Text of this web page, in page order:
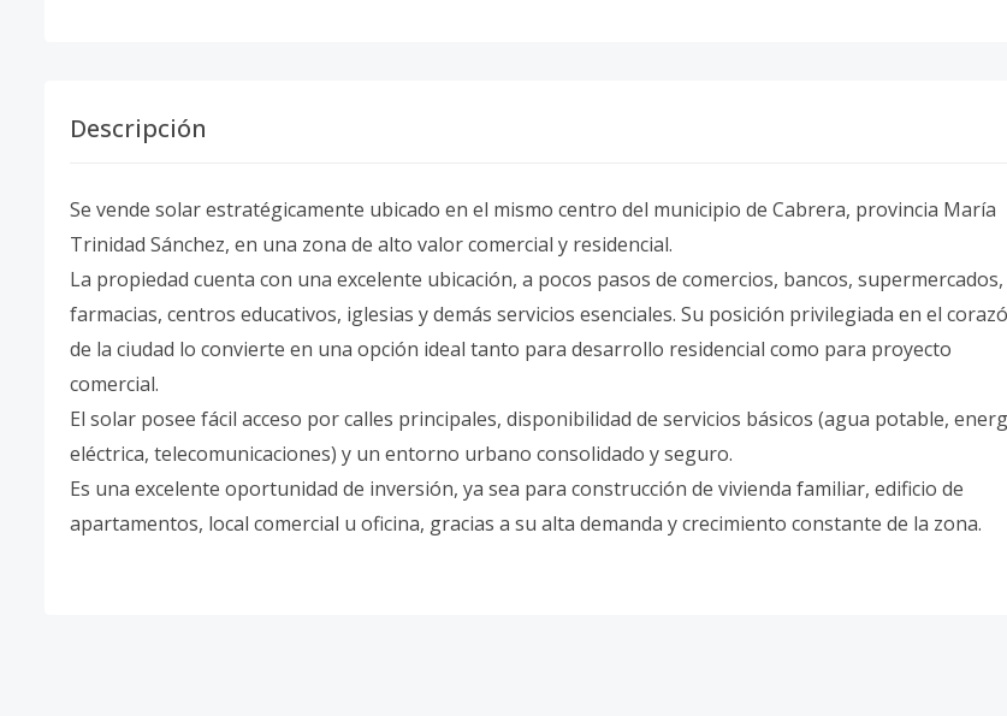
Descripción
Se vende solar estratégicamente ubicado en el mismo centro del municipio de Cabrera, provincia María
Trinidad Sánchez, en una zona de alto valor comercial y residencial.
La propiedad cuenta con una excelente ubicación, a pocos pasos de comercios, bancos, supermercados,
farmacias, centros educativos, iglesias y demás servicios esenciales. Su posición privilegiada en el
de la ciudad lo convierte en una opción ideal tanto para desarrollo residencial como para proyecto
comercial.
El solar posee fácil acceso por calles principales, disponibilidad de servicios básicos (agua potable,
eléctrica, telecomunicaciones) y un entorno urbano consolidado y seguro.
Es una excelente oportunidad de inversión, ya sea para construcción de vivienda familiar, edificio de
apartamentos, local comercial u oficina, gracias a su alta demanda y crecimiento constante de la zona.